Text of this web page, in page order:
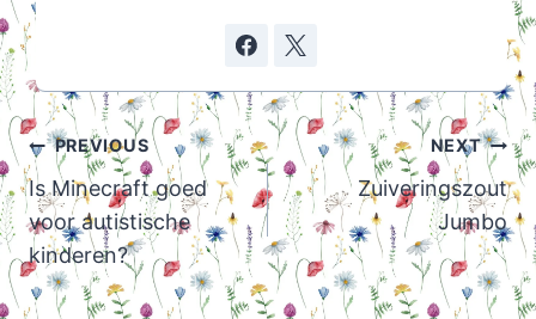
Post
navigation
PREVIOUS
Is Minecraft goed
voor autistische
kinderen?
NEXT
Zuiveringszout
Jumbo